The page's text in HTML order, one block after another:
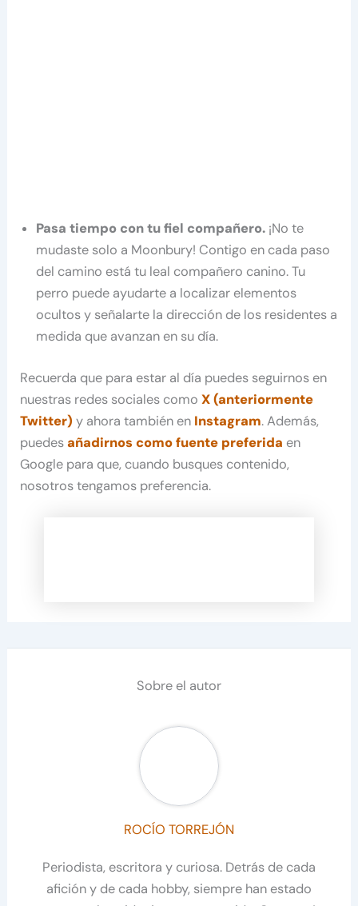
Pasa tiempo con tu fiel compañero. ¡No te
mudaste solo a Moonbury! Contigo en cada paso
del camino está tu leal compañero canino. Tu
perro puede ayudarte a localizar elementos
ocultos y señalarte la dirección de los residentes a
medida que avanzan en su día.
Recuerda que para estar al día puedes seguirnos en
nuestras redes sociales comoX (anteriormente
Twitter) y ahora también en Instagram. Además,
puedesañadirnos como fuente preferida en
Google para que, cuando busques contenido,
nosotros tengamos preferencia.
Sobre el autor
ROCÍO TORREJÓN
Periodista, escritora y curiosa. Detrás de cada
afición y de cada hobby, siempre han estado